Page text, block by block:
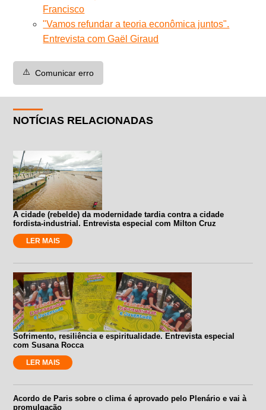
Francisco
"Vamos refundar a teoria econômica juntos".
Entrevista com Gaël Giraud
⚠️ Comunicar erro
NOTÍCIAS RELACIONADAS
A cidade (rebelde) da modernidade tardia contra a cidade
fordista-industrial. Entrevista especial com Milton Cruz
LER MAIS
Sofrimento, resiliência e espiritualidade. Entrevista especial
com Susana Rocca
LER MAIS
Acordo de Paris sobre o clima é aprovado pelo Plenário e vai à
promulgação